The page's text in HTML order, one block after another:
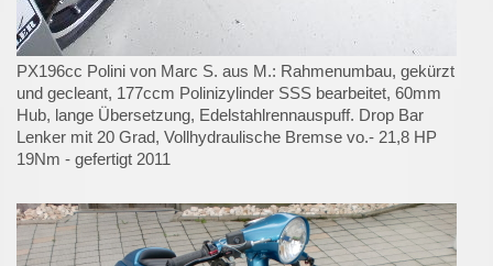
PX196cc Polini von Marc S. aus M.: Rahmenumbau, gekürzt
und gecleant, 177ccm Polinizylinder SSS bearbeitet, 60mm
Hub, lange Übersetzung, Edelstahlrennauspuff. Drop Bar
Lenker mit 20 Grad, Vollhydraulische Bremse vo.- 21,8 HP
19Nm - gefertigt 2011